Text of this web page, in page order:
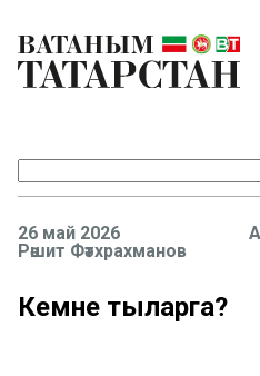
26 май 2026
Рәшит Фәтхрахманов
Кемне тыңларга?